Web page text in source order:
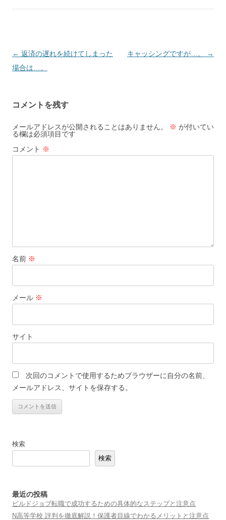
投
稿
ゲ
ー
シ
ョ
← 返済の遅れを続けてしまった
場合は…。
キャッシングですが…。 →
コメントを残す
メールアドレスが公開されることはありません。 ※ が付いてい
る欄は必須項目です
コメント ※
名前 ※
メール ※
サイト
次回のコメントで使用するためブラウザーに自分の名前、
メールアドレス、サイトを保存する。
検索
検索
最近の投稿
ビルドジョブ転職で成功するための具体的なステップと注意点
N高等学校 評判を徹底解説！保護者目線でわかるメリットと注意点